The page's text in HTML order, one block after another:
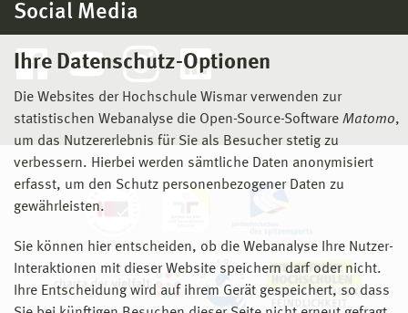
Ihre Datenschutz-Optionen
Die Websites der Hochschule Wismar verwenden zur
statistischen Webanalyse die Open-Source-Software Matomo,
um das Nutzererlebnis für Sie als Besucher stetig zu
verbessern. Hierbei werden sämtliche Daten anonymisiert
erfasst, um den Schutz personenbezogener Daten zu
gewährleisten.
Sie können hier entscheiden, ob die Webanalyse Ihre Nutzer-
Interaktionen mit dieser Website speichern darf oder nicht.
Ihre Entscheidung wird auf ihrem Gerät gespeichert, so dass
Social Media